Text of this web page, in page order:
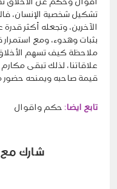
أقوال وحكم عن الأخلاق
تشكيل شخصية الإنسان،
الآخرين، وتجعله أكثر
بثبات وهدوء، ومع
ملاحظة كيف تسهم الأخلاق
علاقاتنا، لذلك تبقى
قيمة صاحبه ويمنحه
تابع ايضا: حكم واقوال
شارك مع